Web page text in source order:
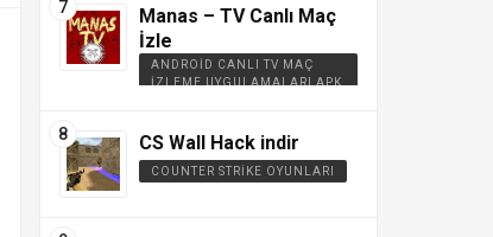
Manas – TV Canlı Maç
İzle
ANDROID CANLI TV MAÇ
İZLEME UYGULAMALARI APK
CS Wall Hack indir
COUNTER STRIKE OYUNLARI